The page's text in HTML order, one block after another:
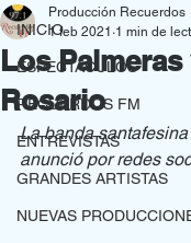
INICIO
ESPECTACULOS
RECUERDOS FM
ENTREVISTAS
GRANDES ARTISTAS
NUEVAS
Los
Rosario
Producción Recuerdos
1 feb 2021 1 min de
La banda
anunció por redes